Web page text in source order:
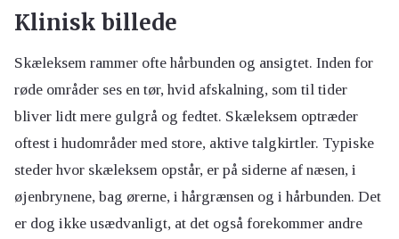
Klinisk billede
Skæleksem rammer ofte hårbunden og ansigtet. Inden for
røde områder ses en tør, hvid afskalning, som til tider
bliver lidt mere gulgrå og fedtet. Skæleksem optræder
oftest i hudområder med store, aktive talgkirtler. Typiske
steder hvor skæleksem opstår, er på siderne af næsen, i
øjenbrynene, bag ørerne, i hårgrænsen og i hårbunden. Det
er dog ikke usædvanligt, at det også forekommer andre